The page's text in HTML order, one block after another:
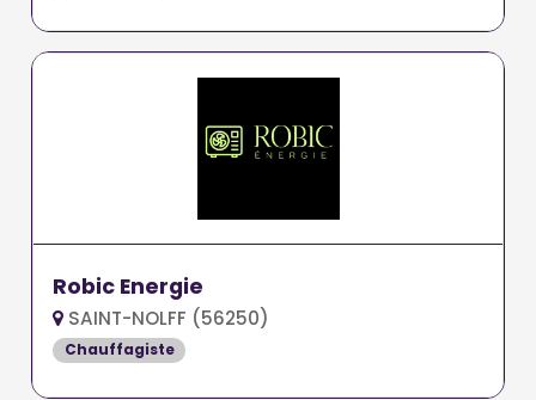
Robic Energie
SAINT-NOLFF (56250)
Chauffagiste